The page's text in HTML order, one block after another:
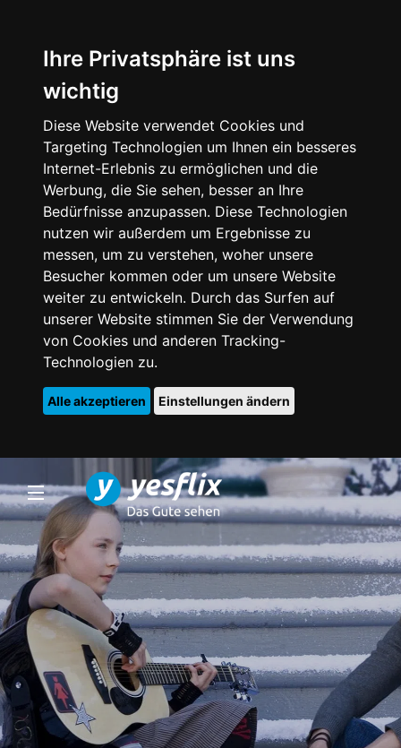
Ihre Privatsphäre ist uns
wichtig
Diese Website verwendet Cookies und
Targeting Technologien um Ihnen ein besseres
Internet-Erlebnis zu ermöglichen und die
Werbung, die Sie sehen, besser an Ihre
Bedürfnisse anzupassen. Diese Technologien
nutzen wir außerdem um Ergebnisse zu
messen, um zu verstehen, woher unsere
Besucher kommen oder um unsere Website
weiter zu entwickeln. Durch das Surfen auf
unserer Website stimmen Sie der Verwendung
von Cookies und anderen Tracking-
Technologien zu.
Alle akzeptieren Einstellungen ändern